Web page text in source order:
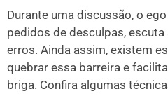
Durante uma discussão, o
pedidos de desculpas,
erros. Ainda assim, existem
quebrar essa barreira e
briga. Confira algumas